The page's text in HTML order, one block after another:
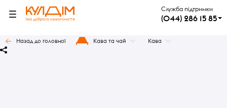
Служба підтримки
(044) 286 15 85
Назад до головної Кава та чай Кава